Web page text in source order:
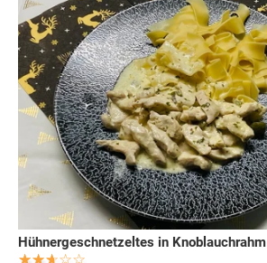
Hühnergeschnetzeltes in Knoblauchrahm